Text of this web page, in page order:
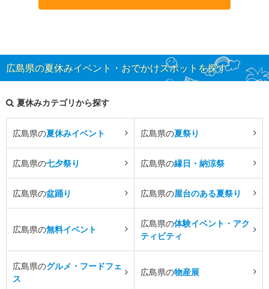
広島県の夏休みイベント・おでかけスポットを探す
夏休みカテゴリから探す
広島県の夏休みイベント 広島県の夏祭り
広島県の七夕祭り 広島県の縁日・納涼祭
広島県の盆踊り 広島県の屋台のある夏祭り
広島県の無料イベント
広島県の体験イベント・アク
ティビティ
広島県のグルメ・フードフェ
ス
広島県の物産展